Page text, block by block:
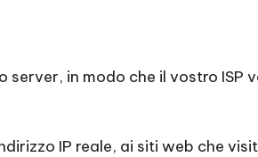
in modo che il vostro ISP
IP reale, ai siti web che